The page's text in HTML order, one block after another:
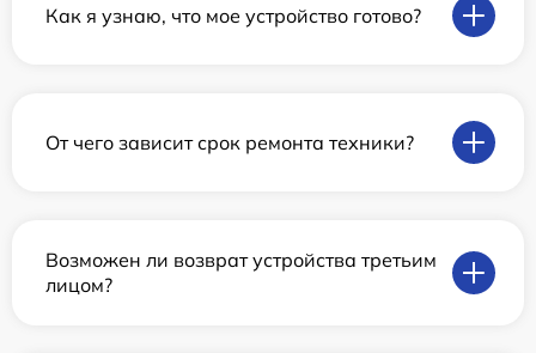
Как я узнаю, что мое устройство готово?
От чего зависит срок ремонта техники?
Возможен ли возврат устройства третьим
лицом?